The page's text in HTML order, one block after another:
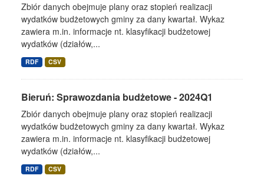
Zbiór danych obejmuje plany oraz stopień realizacji
wydatków budżetowych gminy za dany kwartał. Wykaz
zawiera m.in. informacje nt. klasyfikacji budżetowej
wydatków (działów,...
RDF CSV
Bieruń: Sprawozdania budżetowe - 2024Q1
Zbiór danych obejmuje plany oraz stopień realizacji
wydatków budżetowych gminy za dany kwartał. Wykaz
zawiera m.in. informacje nt. klasyfikacji budżetowej
wydatków (działów,...
RDF CSV